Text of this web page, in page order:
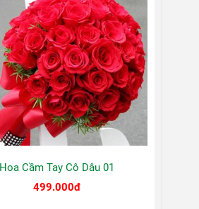
Hoa Cầm Tay Cô Dâu 01
499.000đ